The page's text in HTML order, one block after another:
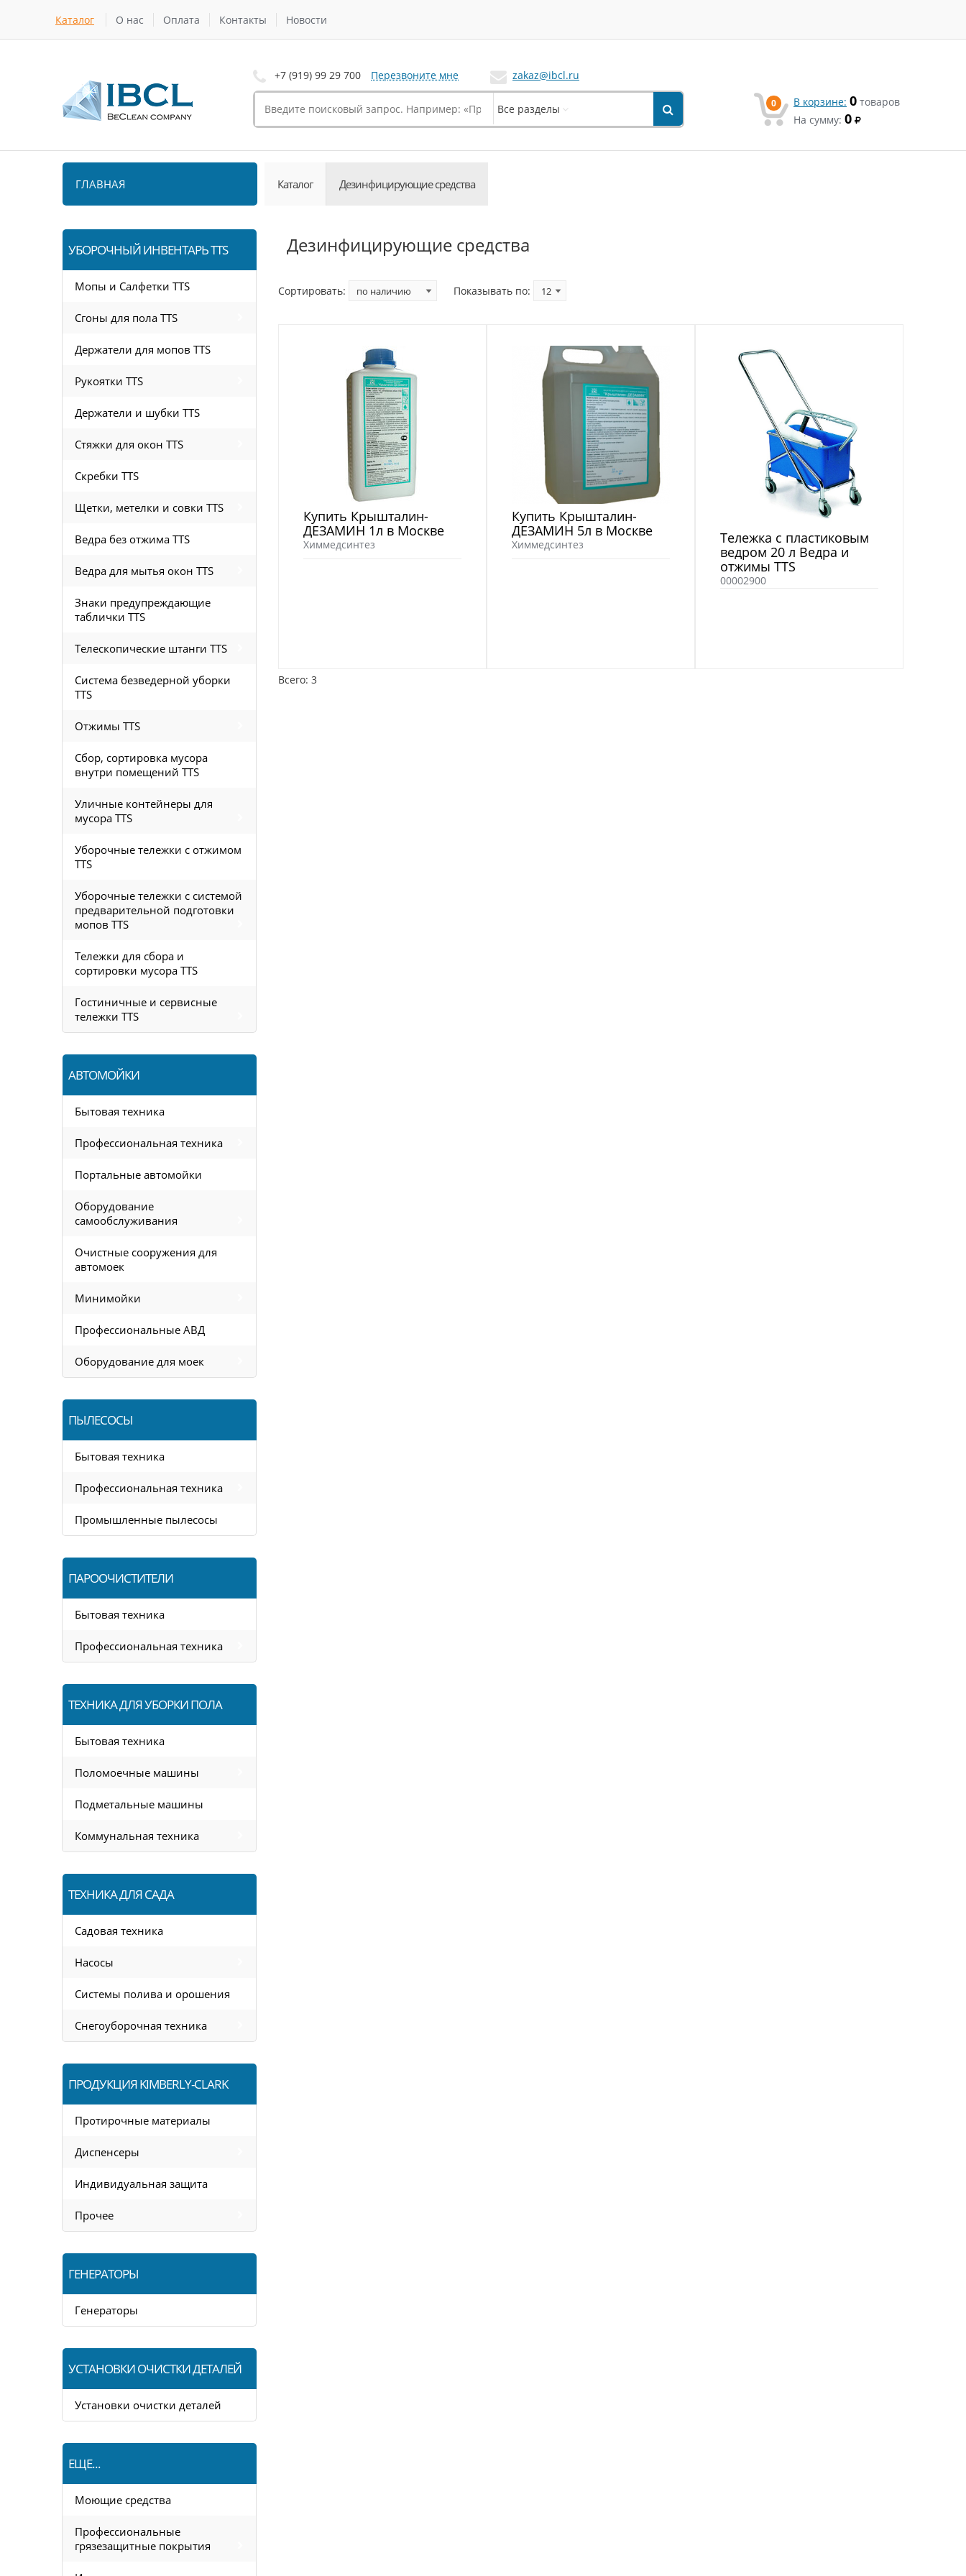
Каталог О нас Оплата Контакты Новости
+7 (919) 99 29 700 Перезвоните мне zakaz@ibcl.ru
Все разделы 0 В корзине: 0 товаров
На сумму: 0
ГЛАВНАЯ Каталог Дезинфицирующие средства
УБОРОЧНЫЙ ИНВЕНТАРЬ TTS
Мопы и Салфетки TTS
Сгоны для пола TTS
Держатели для мопов TTS
Рукоятки TTS
Держатели и шубки TTS
Стяжки для окон TTS
Скребки TTS
Щетки, метелки и совки TTS
Ведра без отжима TTS
Ведра для мытья окон TTS
Знаки предупреждающие
таблички TTS
Телескопические штанги TTS
Система безведерной уборки
TTS
Отжимы TTS
Сбор, сортировка мусора
внутри помещений TTS
Уличные контейнеры для
мусора TTS
Уборочные тележки с отжимом
TTS
Уборочные тележки с системой
предварительной подготовки
мопов TTS
Тележки для сбора и
сортировки мусора TTS
Гостиничные и сервисные
тележки TTS
АВТОМОЙКИ
Бытовая техника
Профессиональная техника
Портальные автомойки
Оборудование
самообслуживания
Очистные сооружения для
автомоек
Минимойки
Профессиональные АВД
Оборудование для моек
ПЫЛЕСОСЫ
Бытовая техника
Профессиональная техника
Промышленные пылесосы
ПАРООЧИСТИТЕЛИ
Бытовая техника
Профессиональная техника
ТЕХНИКА ДЛЯ УБОРКИ ПОЛА
Бытовая техника
Поломоечные машины
Подметальные машины
Коммунальная техника
ТЕХНИКА ДЛЯ САДА
Садовая техника
Насосы
Системы полива и орошения
Снегоуборочная техника
ПРОДУКЦИЯ KIMBERLY-CLARK
Протирочные материалы
Диспенсеры
Индивидуальная защита
Прочее
ГЕНЕРАТОРЫ
Генераторы
УСТАНОВКИ ОЧИСТКИ ДЕТАЛЕЙ
Установки очистки деталей
ЕЩЕ...
Моющие средства
Профессиональные
грязезащитные покрытия
Дезинфицирующие средства
Сортировать: Показывать по:
Купить Крышталин-
ДЕЗАМИН 1л в Москве
Химмедсинтез
Купить Крышталин-
ДЕЗАМИН 5л в Москве
Химмедсинтез
Тележка с пластиковым
ведром 20 л Ведра и
отжимы TTS
00002900
Всего: 3